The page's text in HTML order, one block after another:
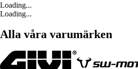
Loading...
Loading...
Alla våra varumärken